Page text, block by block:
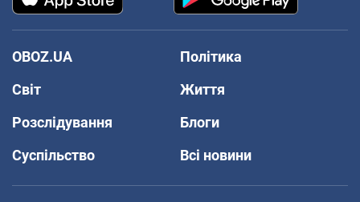
OBOZ.UA
Політика
Світ
Життя
Розслідування
Блоги
Суспільство
Всі новини